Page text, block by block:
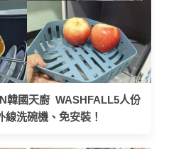
韓國天廚 WASHFALL5人份
線洗碗機、免安裝！